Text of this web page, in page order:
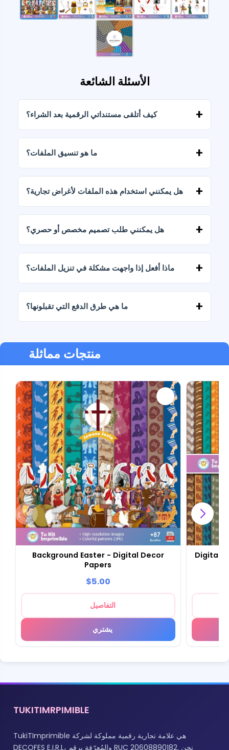
الأسئلة الشائعة
كيف أتلقى مستنداتي الرقمية بعد الشراء؟
ما هو تنسيق الملفات؟
الباقات أيضًا ملفات AI أو PDF.
هل يمكنني استخدام هذه الملفات لأغراض تجارية؟
هل يمكنني طلب تصميم مخصص أو حصري؟
ماذا أفعل إذا واجهت مشكلة في تنزيل الملفات؟
ما هي طرق الدفع التي تقبلونها؟
منتجات مماثلة
Background Easter - Digital Decor
Papers
$5.00
التفاصيل
يشتري
Digital
TUKITIMRPIMIBLE
TukiTImprimible هي علامة تجارية رقمية مملوكة لشركة
DECOFES E.I.R.L، والمُعرّفة برقم RUC 20608890182. نحن